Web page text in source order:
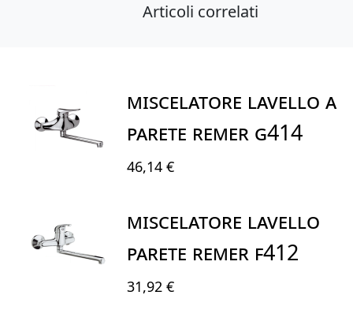
Articoli correlati
MISCELATORE LAVELLO A
PARETE REMER G414
46,14 €
MISCELATORE LAVELLO
PARETE REMER F412
31,92 €